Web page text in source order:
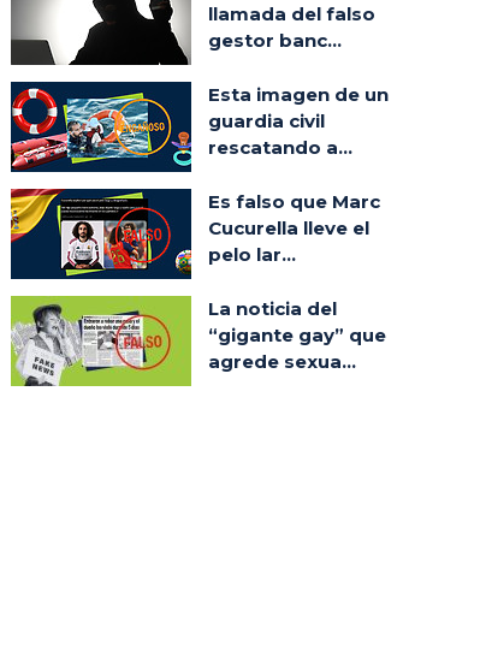
llamada del falso
gestor banc...
Esta imagen de un
guardia civil
rescatando a...
Es falso que Marc
Cucurella lleve el
pelo lar...
La noticia del
“gigante gay” que
agrede sexua...